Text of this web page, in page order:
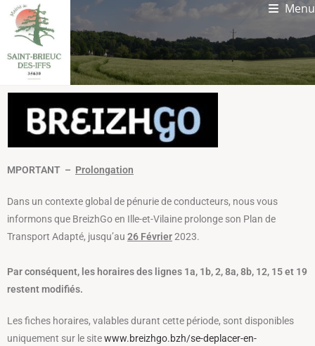
Menu
MPORTANT – Prolongation
Dans un contexte global de pénurie de conducteurs, nous vous
informons que BreizhGo en Ille-et-Vilaine prolonge son Plan de
Transport Adapté, jusqu’au 26 Février2023.
Par conséquent, les horaires des lignes 1a, 1b, 2, 8a, 8b, 12, 15 et 19
restent modifiés.
Les fiches horaires, valables durant cette période, sont disponibles
uniquement sur le sitewww.breizhgo.bzh/se-deplacer-en-